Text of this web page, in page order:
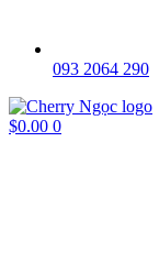
093 2064 290
$0.00 0